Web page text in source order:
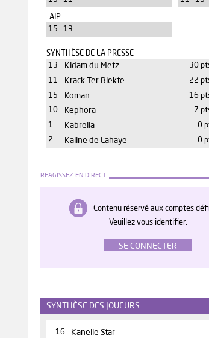
AIP
15 13
SYNTHÈSE DE LA PRESSE
13
Kidam du Metz
30
11
Krack Ter Blekte
22
15
Koman
16
10
Kephora
7
1
Kabrella
0
2
Kaline de Lahaye 0
REAGISSEZ EN DIRECT
Contenu réservé aux comptes
Veuillez vous identifier.
SE CONNECTER
SYNTHÈSE DES JOUEURS
16 Kanelle Star